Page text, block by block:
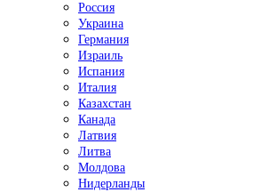
Россия
Украина
Германия
Израиль
Испания
Италия
Казахстан
Канада
Латвия
Литва
Молдова
Нидерланды